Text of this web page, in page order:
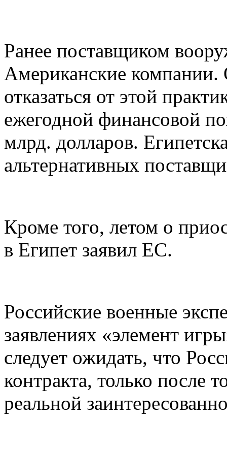
Ранее поставщиком
Американские
отказаться от этой
ежегодной финансовой
млрд. долларов.
альтернативных
Кроме того, летом о
в Египет заявил ЕС.
Российские военные
заявлениях «элемент
следует ожидать, что
контракта, только после
реальной